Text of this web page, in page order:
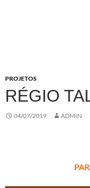
PROJETOS
RÉGIO
04/07/2019 ADMIN